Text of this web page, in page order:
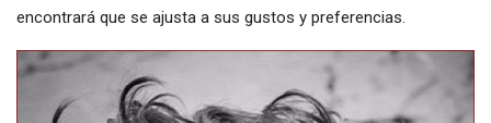
encontrará que se ajusta a sus gustos y preferencias.